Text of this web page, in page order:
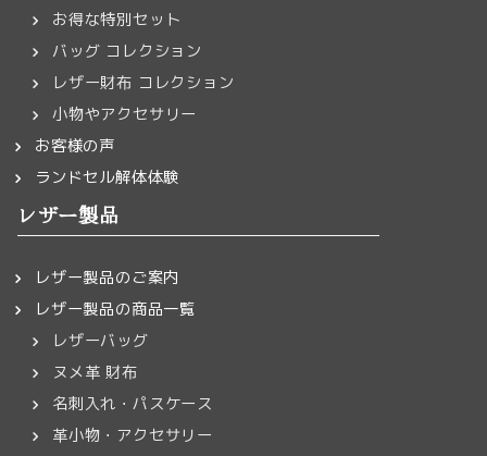
お得な特別セット
バッグ コレクション
レザー財布 コレクション
小物やアクセサリー
お客様の声
ランドセル解体体験
レザー製品
レザー製品のご案内
レザー製品の商品一覧
レザーバッグ
ヌメ革 財布
名刺入れ・パスケース
革小物・アクセサリー